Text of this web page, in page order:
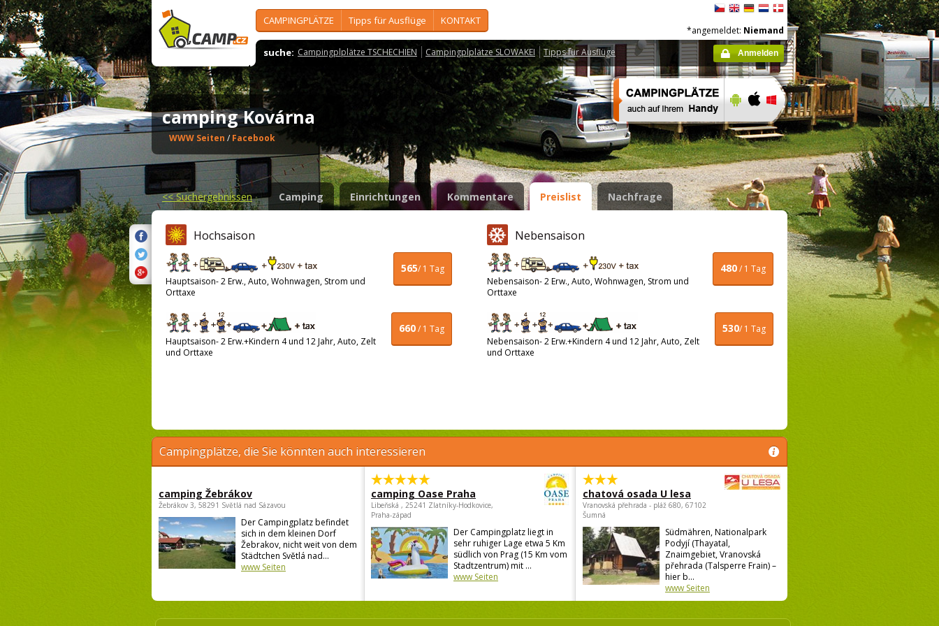
CAMPINGPLÄTZE Tipps für Ausflüge KONTAKT
suche: Campingplplätze TSCHECHIEN Campingplplätze SLOWAKEI Tipps für Ausflüge
*angemeldet: Niemand
Anmelden
camping Kovárna
WWW Seiten / Facebook
<<Suchergebnissen Camping Einrichtungen Kommentare Preislist Nachfrage
Hochsaison
565/ 1 Tag
Hauptsaison- 2 Erw., Auto, Wohnwagen, Strom und
Orttaxe
660/ 1 Tag
Hauptsaison- 2 Erw.+Kindern 4 und 12 Jahr, Auto, Zelt
und Orttaxe
Nebensaison
480/ 1 Tag
Nebensaison- 2 Erw., Auto, Wohnwagen, Strom und
Orttaxe
530/ 1 Tag
Nebensaison- 2 Erw.+Kindern 4 und 12 Jahr, Auto, Zelt
und Orttaxe
Campingplätze, die Sie könnten auch interessieren
camping Žebrákov
Žebrákov 3, 58291 Světlá nad Sázavou
Der Campingplatz befindet
sich in dem kleinen Dorf
Žebrakov, nicht weit von dem
Städtchen Světlá nad...
www Seiten
camping Oase Praha
Libeňská , 25241 Zlatníky-Hodkovice,
Praha-západ
Der Campingplatz liegt in
sehr ruhiger Lage etwa 5 Km
südlich von Prag (15 Km vom
Stadtzentrum) mit ...
www Seiten
chatová osada U lesa
Vranovská přehrada - pláž 680, 67102
Šumná
Südmähren, Nationalpark
Podyjí (Thayatal,
Znaimgebiet, Vranovská
přehrada (Talsperre Frain) –
hier b...
www Seiten